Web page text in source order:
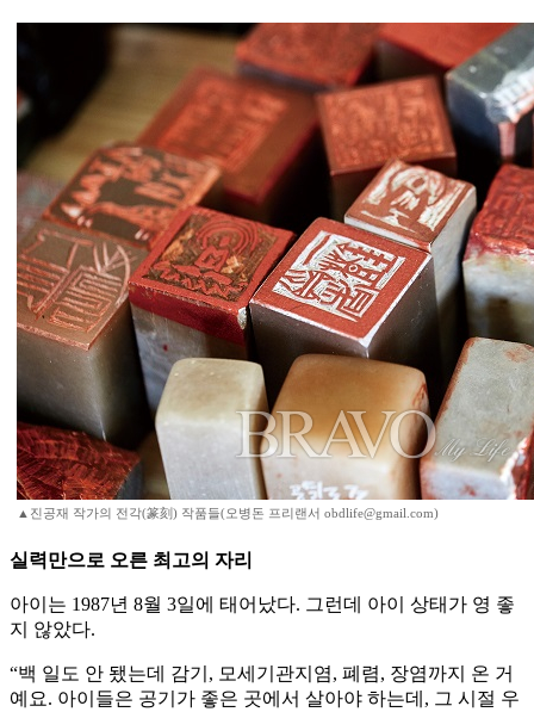
▲진공재 작가의 전각(篆刻) 작품들(오병돈 프리랜서 obdlife@gmail.com)
실력만으로 오른 최고의 자리
아이는 1987년 8월 3일에 태어났다. 그런데 아이 상태가 영 좋
지 않았다.
“백 일도 안 됐는데 감기, 모세기관지염, 폐렴, 장염까지 온 거
예요. 아이들은 공기가 좋은 곳에서 살아야 하는데, 그 시절 우